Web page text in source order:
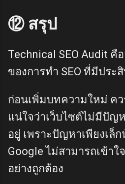
⑫ สรุป
Technical SEO Audit
ของการทำ SEO ที่มีประ
ก่อนเพิ่มบทความใหม่ ค
แน่ใจว่าเว็บไซต์ไม่มีปัญ
อยู่ เพราะปัญหาเพียงเล็
Google ไม่สามารถเข้า
อย่างถูกต้อง